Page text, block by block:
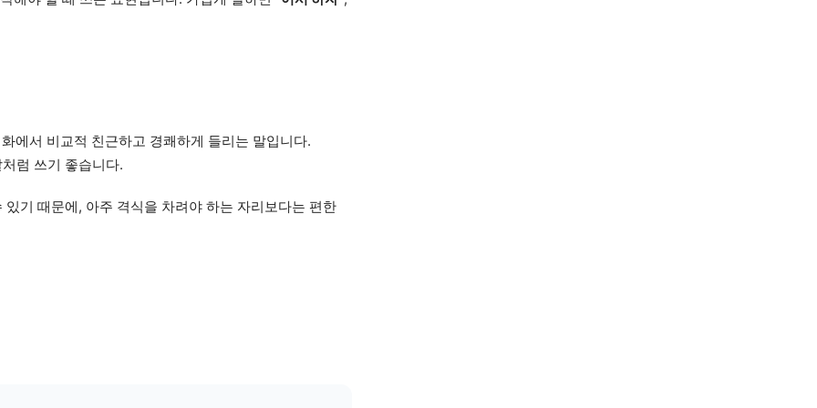
에서 비교적 친근하고 경쾌하게 들리는 말입니다.
럼 쓰기 좋습니다.
기 때문에, 아주 격식을 차려야 하는 자리보다는 편한